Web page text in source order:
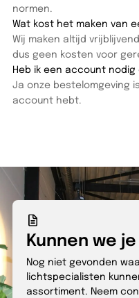
normen.
Wat kost het maken van
Wij maken altijd
dus geen kosten voor
Heb ik een account
Ja onze bestelomgeving
account hebt.
Kunnen we
Nog niet gevonden
lichtspecialisten
assortiment. Neem